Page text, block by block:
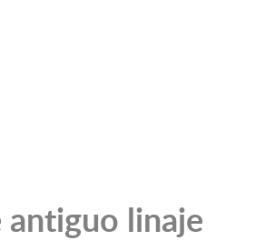
antiguo linaje